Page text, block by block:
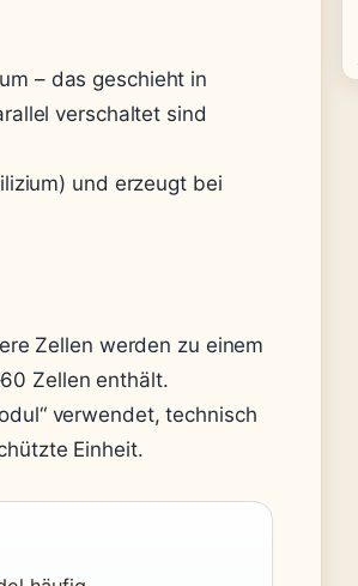
– das geschieht in
verschaltet sind
und erzeugt bei
Zellen werden zu einem
Zellen enthält.
verwendet, technisch
Einheit.